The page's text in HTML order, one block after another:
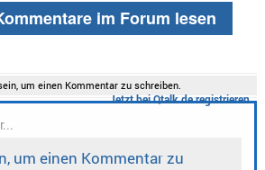
im Forum lesen